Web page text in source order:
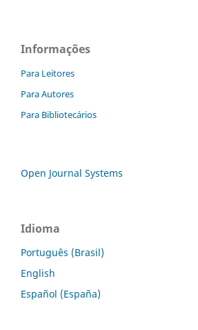
Informações
Para Leitores
Para Autores
Para Bibliotecários
Open Journal Systems
Idioma
Português (Brasil)
English
Español (España)